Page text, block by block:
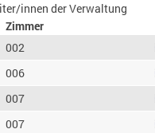
innen der Verwaltung
Zimmer
002
006
007
007